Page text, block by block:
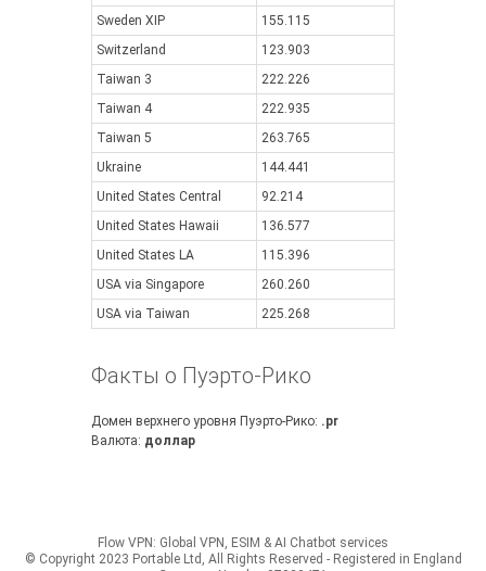
Sweden XIP
155.115
Switzerland
123.903
Taiwan 3
222.226
Taiwan 4
222.935
Taiwan 5
263.765
Ukraine
144.441
United States Central
92.214
United States Hawaii
136.577
United States LA
115.396
USA via Singapore
260.260
USA via Taiwan
225.268
Факты о Пуэрто-Рико
Домен верхнего уровня Пуэрто-Рико: .pr
Валюта: доллар
Flow VPN: Global VPN, ESIM & AI Chatbot services
© Copyright 2023 Portable Ltd, All Rights Reserved - Registered in England